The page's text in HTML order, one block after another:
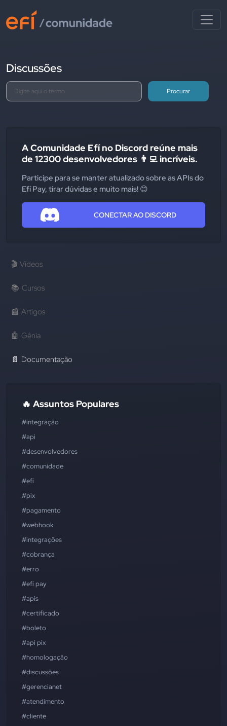
Discussões
Procurar
A Comunidade Efí no Discord reúne mais
de 12300 desenvolvedores 👨‍💻 incríveis.
Participe para se manter atualizado sobre as APIs do
Efí Pay, tirar dúvidas e muito mais! 😊
CONECTAR AO DISCORD
🎬 Vídeos
📚 Cursos
📰 Artigos
🤖 Gênia
📄 Documentação
🔥 Assuntos Populares
#integração
#api
#desenvolvedores
#comunidade
#efí
#pix
#pagamento
#webhook
#integrações
#cobrança
#erro
#efí pay
#apis
#certificado
#boleto
#api pix
#homologação
#discussões
#gerencianet
#atendimento
#cliente